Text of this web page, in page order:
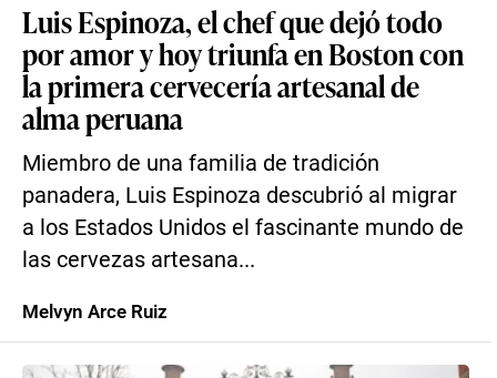
Luis Espinoza, el chef que dejó todo
por amor y hoy triunfa en Boston con
la primera cervecería artesanal de
alma peruana
Miembro de una familia de tradición
panadera, Luis Espinoza descubrió al migrar
a los Estados Unidos el fascinante mundo de
las cervezas artesana...
Melvyn Arce Ruiz